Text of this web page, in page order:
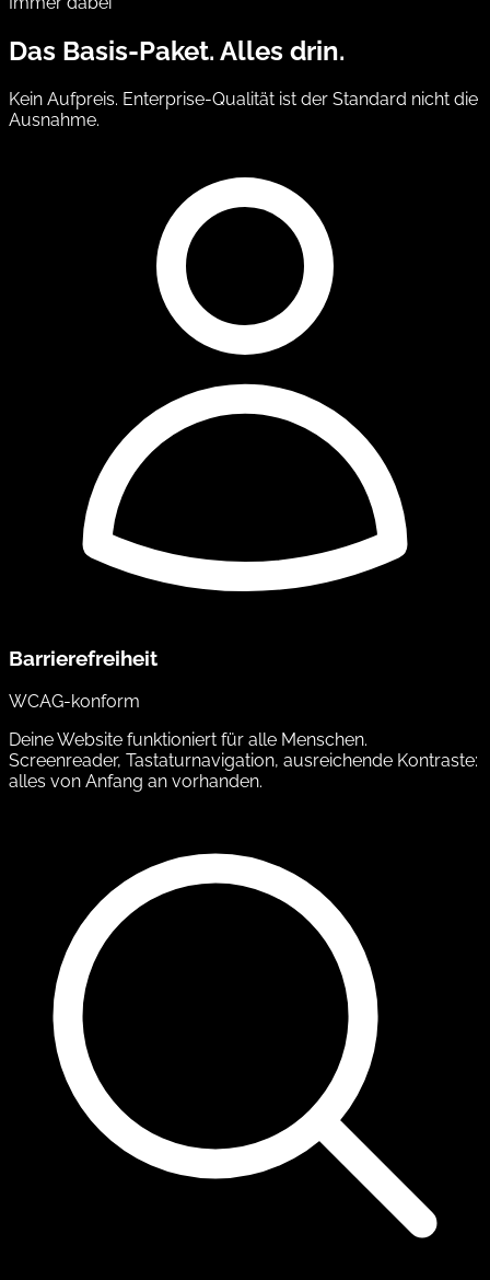
Das Basis-Paket. Alles drin.
Kein Aufpreis. Enterprise-Qualität ist der Standard nicht die
Ausnahme.
Barrierefreiheit
WCAG-konform
Deine Website funktioniert für alle Menschen.
Screenreader, Tastaturnavigation, ausreichende Kontraste:
alles von Anfang an vorhanden.